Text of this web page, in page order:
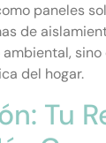
paneles
de
del hogar.
Tu